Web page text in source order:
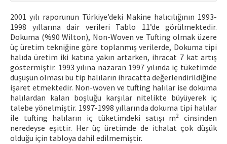
2001 yılı raporunun Türkiye’deki Makine halıcılığının 1993-
1998 yıllarına dair verileri Tablo 11’de görülmektedir.
Dokuma (%90 Wilton), Non-Woven ve Tufting olmak üzere
üç üretim tekniğine göre toplanmış verilerde, Dokuma tipi
halıda üretim iki katına yakın artarken, ihracat 7 kat artış
göstermiştir. 1993 yılına nazaran 1997 yılında iç tüketimde
düşüşün olması bu tip halıların ihracatta değerlendirildiğine
işaret etmektedir. Non-woven ve tufting halılar ise dokuma
halılardan kalan boşluğu karşılar nitelikte büyüyerek iç
talebe yönelmiştir. 1997-1998 yıllarında dokuma tipi halılar
ile tufting halıların iç tüketimdeki satışı m2
cinsinden
neredeyse eşittir. Her üç üretimde de ithalat çok düşük
olduğu için tabloya dahil edilmemiştir.